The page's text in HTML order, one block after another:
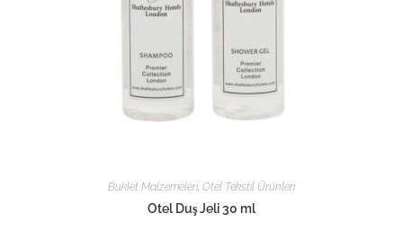
Buklet Malzemeleri, Otel Tekstil Ürünleri
Otel Duş Jeli 30 ml